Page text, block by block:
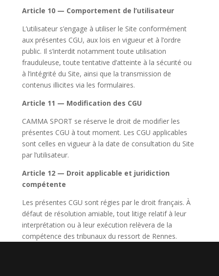
Article 10 — Comportement de l’utilisateur
L’utilisateur s’engage à utiliser le Site conformément
aux présentes CGU, aux lois en vigueur et à l’ordre
public. Il s’interdit notamment toute utilisation
frauduleuse, toute tentative d’atteinte à la sécurité ou
à l’intégrité du Site, ainsi que la transmission de
contenus illicites via les formulaires.
Article 11 — Modification des CGU
CAMMA SPORT se réserve le droit de modifier les
présentes CGU à tout moment. Les CGU applicables
sont celles en vigueur à la date de consultation du Site
par l’utilisateur.
Article 12 — Droit applicable et juridiction
compétente
Les présentes CGU sont régies par le droit français. À
défaut de résolution amiable, tout litige relatif à leur
interprétation ou à leur exécution relèvera de la
compétence des tribunaux du ressort de Rennes.